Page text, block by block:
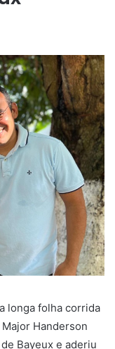
longa folha corrida
Handerson
Bayeux e aderiu